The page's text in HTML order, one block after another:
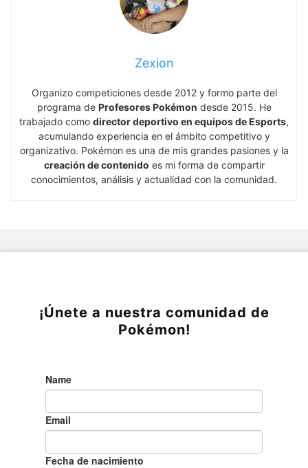
Zexion
Organizo competiciones desde 2012 y formo parte del
programa de Profesores Pokémon desde 2015. He
trabajado como director deportivo en equipos de Esports,
acumulando experiencia en el ámbito competitivo y
organizativo. Pokémon es una de mis grandes pasiones y la
creación de contenido es mi forma de compartir
conocimientos, análisis y actualidad con la comunidad.
¡Únete a nuestra comunidad de
Pokémon!